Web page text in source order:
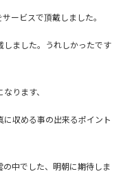
ービスで頂戴しました。
ました。うれしかったです
ります、
収める事の出来るポイント
中でした、明朝に期待しま